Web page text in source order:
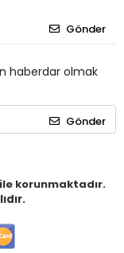
Gönder
haberdar olmak
Gönder
korunmaktadır.